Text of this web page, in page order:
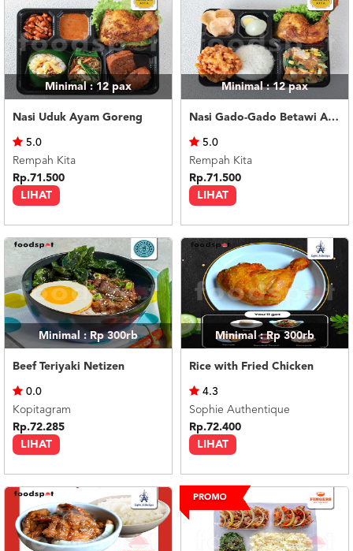
Minimal : 12 pax
Nasi Uduk Ayam Goreng
LIHAT
5.0
Rempah Kita
Rp.71.500
Minimal : 12pax
Nasi Gado-Gado Betawi Ayam Goreng
LIHAT
5.0
Rempah Kita
Rp.71.500
Minimal : Rp 300rb
Beef Teriyaki Netizen
LIHAT
0.0
Kopitagram
Rp.72.285
Minimal : Rp 300rb
Rice with Fried Chicken
LIHAT
4.3
Sophie Authentique
Rp.72.400